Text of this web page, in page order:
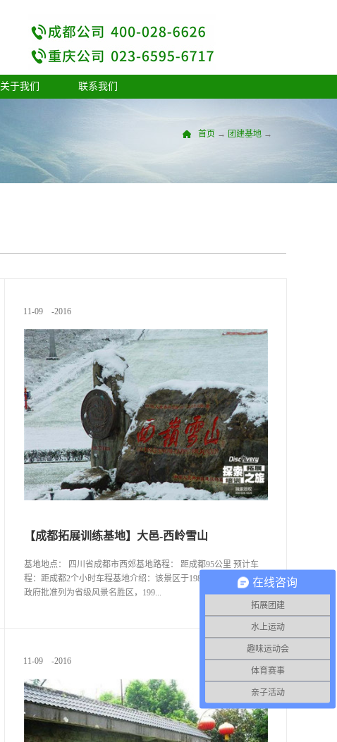
关于我们 联系我们
首页 → 团建基地 →
【成都拓展训练基地】大邑-西岭雪山
2016
-
11-09
基地地点： 四川省成都市西郊基地路程： 距成都95公里 预计车
程：距成都2个小时车程基地介绍：该景区于1989年8月被四川省
政府批准列为省级风景名胜区，199...
4年1月经国务院批准为中国重点风景名胜区，更于 1999年开发了
占地为7平方公里，海拔在2200——2400米的中国规模最大、设施
最好的大型高山滑雪场、大型雪上游乐场和大型滑草场、高山草
原运动游乐场。 四季可游：春看百花，夏观群瀑，秋赏红
叶，冬弄冰雪。尤以高山垂直分布的四季风光最具吸引力。景区
水源丰富，千水漂流。九瀑一线天、五彩瀑、豹啸泉为最佳水
景。 原始森林覆盖率达90%，植物种类多达3000余种，其中
有珍稀树种银杏、香果树、珙桐等，原始桂花树达1000余亩，十
2016
-
11-09
在线咨询
拓展团建
水上运动
趣味运动会
体育赛事
亲子活动